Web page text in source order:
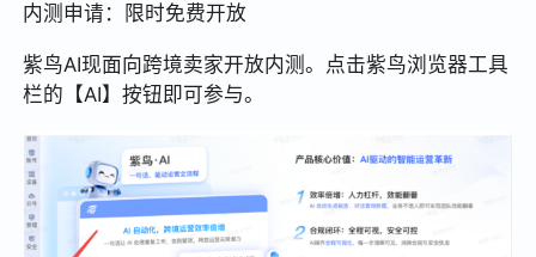
内测申请：限时免费开放
紫鸟AI现面向跨境卖家开放内测。点击紫鸟浏览器工具
栏的【AI】按钮即可参与。